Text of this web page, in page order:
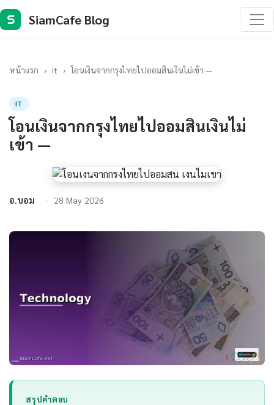
S SiamCafe Blog
หน้าแรก › it › โอนเงินจากกรุงไทยไปออมสินเงินไม่เข้า —
IT
โอนเงินจากกรุงไทยไปออมสินเงินไม่
เข้า —
อ.บอม 28 May 2026
สรุปคำตอบ